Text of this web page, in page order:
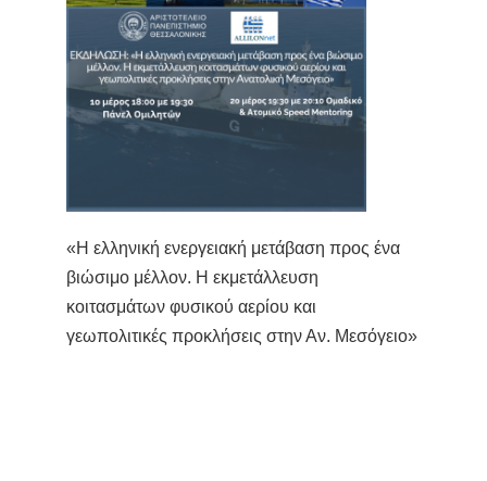
«Η ελληνική ενεργειακή μετάβαση προς ένα
βιώσιμο μέλλον. H εκμετάλλευση
κοιτασμάτων φυσικού αερίου και
γεωπολιτικές προκλήσεις στην Αν. Μεσόγειο»